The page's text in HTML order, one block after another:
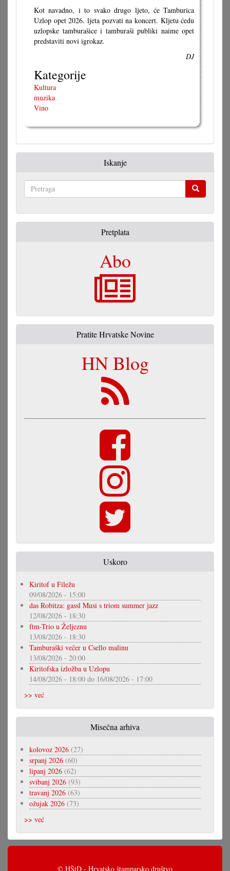
Kot navadno, i to svako drugo ljeto, će Tamburica
Uzlop opet 2026. ljeta pozvati na koncert. Kljetu ćedu
uzlopske tamburašice i tamburaši publiki naime opet
predstaviti novi igrokaz.
DJ
Kategorije
Kultura
muzika
Vino
Iskanje
Pretplata
Abo
Pratite Hrvatske Novine
HN Blog
Uskoro
Kiritof u Filežu
09/08/2026 - 15:00
das Robitza: gassl Musi s triom summer jazz
12/08/2026 - 18:30
ftm-Trio u Željeznu
13/08/2026 - 18:30
Tamburaški večer u Csello malinu
13/08/2026 - 20:00
Kiritofska izložba u Uzlopu
14/08/2026 - 18:00 do 16/08/2026 - 17:00
>> već
Misečna arhiva
kolovoz 2026 (27)
srpanj 2026 (60)
lipanj 2026 (62)
svibanj 2026 (93)
travanj 2026 (63)
ožujak 2026 (73)
>> već
© HŠtD - Hrvatsko štamparsko društvo